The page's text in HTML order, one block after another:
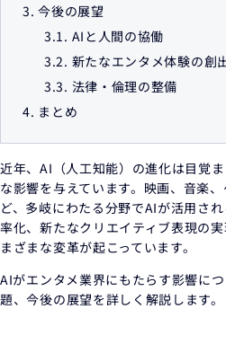
3. 今後の展望
3.1. AIと人間の協働
3.2. 新たなエンタメ体験の創
3.3. 法律・倫理の整備
4. まとめ
近年、AI（人工知能）の進化は目覚
な影響を与えています。映画、音楽
ど、多岐にわたる分野でAIが活用さ
率化、新たなクリエイティブ表現の
まざまな変革が起こっています。
AIがエンタメ業界にもたらす影響に
題、今後の展望を詳しく解説します。